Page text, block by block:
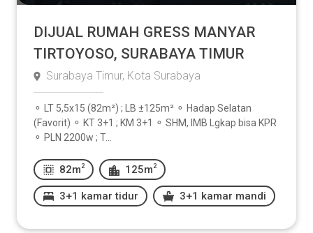
DIJUAL RUMAH GRESS MANYAR
TIRTOYOSO, SURABAYA TIMUR
Surabaya Timur, Kota Surabaya
⚬ LT 5,5x15 (82m²) ; LB ±125m² ⚬ Hadap Selatan
(Favorit) ⚬ KT 3+1 ; KM 3+1 ⚬ SHM, IMB Lgkap bisa KPR
⚬ PLN 2200w ; T...
82m 2 125m 2
3+1 kamar tidur 3+1 kamar mandi